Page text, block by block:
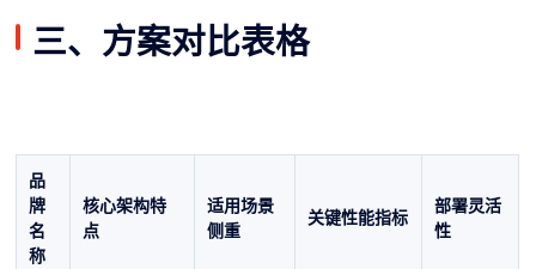
三、方案对比表格
品
牌
名
称
核心架构特
点
适用场景
侧重
关键性能指标
部署灵活
性